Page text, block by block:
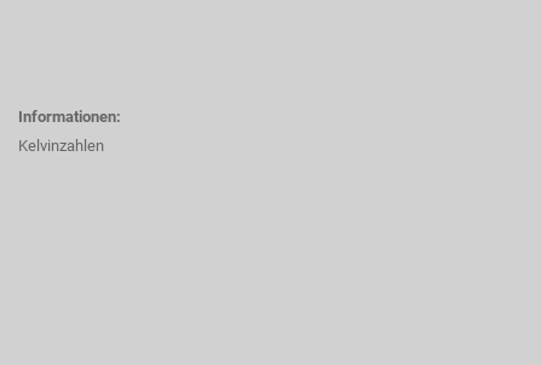
Informationen:
Kelvinzahlen